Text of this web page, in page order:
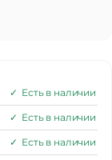
✓ Есть в наличии
✓ Есть в наличии
✓ Есть в наличии